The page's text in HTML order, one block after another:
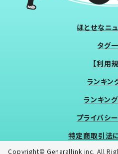
ほとせなニ
タグ
【利用
ランキン
ランキン
プライバシ
特定商取引法
Copyright© Generallink inc. All